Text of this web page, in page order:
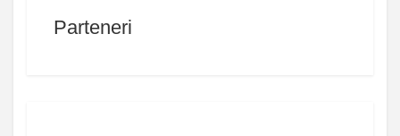
Parteneri